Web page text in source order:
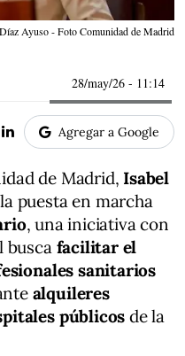
Ayuso - Foto Comunidad de Madrid
28/may/26 - 11:14
Agregar a Google
de Madrid, Isabel
puesta en marcha
, una iniciativa con
busca facilitar el
sanitarios
alquileres
públicos de la